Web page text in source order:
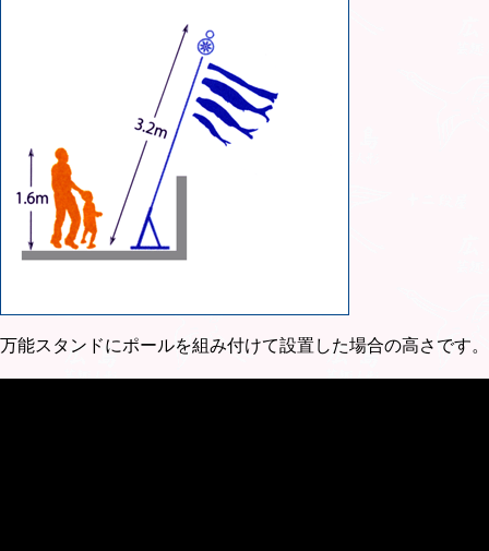
万能スタンドにポールを組み付けて設置した場合の高さです。